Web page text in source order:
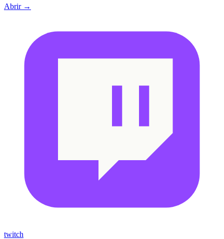
Abrir →
twitch